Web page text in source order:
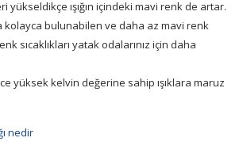
yükseldikçe ışığın içindeki mavi renk de artar.
kolayca bulunabilen ve daha az mavi renk
sıcaklıkları yatak odalarınız için daha
yüksek kelvin değerine sahip ışıklara maruz